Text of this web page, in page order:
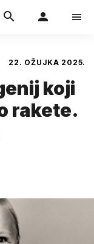
22. OŽUJKA 2025.
koji
rakete.